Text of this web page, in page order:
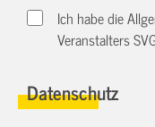
Ich habe die
Veranstalters
Datenschutz